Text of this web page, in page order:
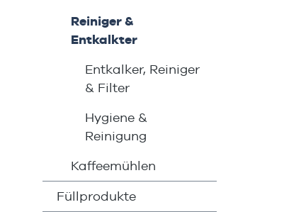
Reiniger &
Entkalkter
Entkalker, Reiniger
& Filter
Hygiene &
Reinigung
Kaffeemühlen
Füllprodukte